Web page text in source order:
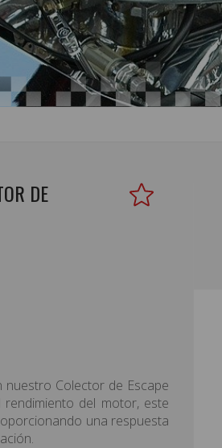
DE
nuestro Colector de Escape
del motor, este
una respuesta